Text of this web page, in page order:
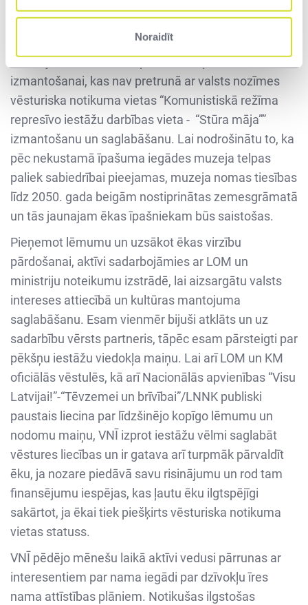
Noraidīt
Latvijas Okupācijas muzeja īpašnieku un
pārvaldītāju, un tika izstrādāti atsavināšanas
nosacījumi nekustamā īpašuma turpmākai
izmantošanai, kas nav pretrunā ar valsts nozīmes
vēsturiska notikuma vietas “Komunistiskā režīma
represīvo iestāžu darbības vieta - “Stūra māja””
izmantošanu un saglabāšanu. Lai nodrošinātu to, ka
pēc nekustamā īpašuma iegādes muzeja telpas
paliek sabiedrībai pieejamas, muzeja nomas tiesības
līdz 2050. gada beigām nostiprinātas zemesgrāmatā
un tās jaunajam ēkas īpašniekam būs saistošas.
Pieņemot lēmumu un uzsākot ēkas virzību
pārdošanai, aktīvi sadarbojāmies ar LOM un
ministriju noteikumu izstrādē, lai aizsargātu valsts
intereses attiecībā un kultūras mantojuma
saglabāšanu. Esam vienmēr bijuši atklāts un uz
sadarbību vērsts partneris, tāpēc esam pārsteigti par
pēkšņu iestāžu viedokļa maiņu. Lai arī LOM un KM
oficiālās vēstulēs, kā arī Nacionālās apvienības “Visu
Latvijai!”-“Tēvzemei un brīvībai”/LNNK publiski
paustais liecina par līdzšinējo kopīgo lēmumu un
nodomu maiņu, VNĪ izprot iestāžu vēlmi saglabāt
vēstures liecības un ir gatava arī turpmāk pārvaldīt
ēku, ja nozare piedāvā savu risinājumu un rod tam
finansējumu iespējas, kas ļautu ēku ilgtspējīgi
sakārtot, ja ēkai tiek piešķirts vēsturiska notikuma
vietas statuss.
VNĪ pēdējo mēnešu laikā aktīvi vedusi pārrunas ar
interesentiem par nama iegādi par dzīvokļu īres
nama attīstības plāniem. Notikušas ilgstošas